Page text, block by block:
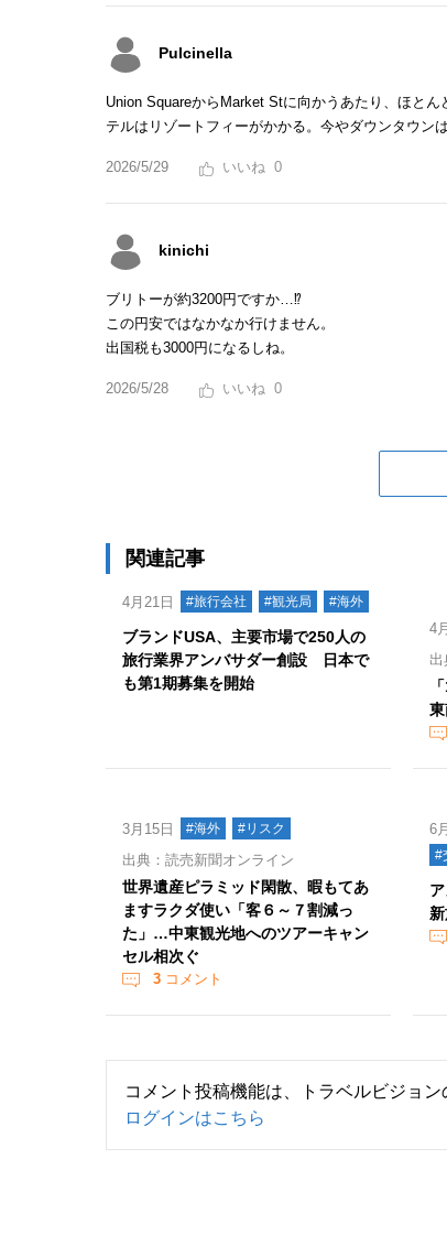
Pulcinella
Union SquareからMarket Stに向かうあたり、ほと
テルはリゾートフィーがかかる。今やダウンタウン
2026/5/29 0
kinichi
ブリトーが約3200円ですか…⁉︎
この円安ではなかなか行けません。
出国税も3000円になるしね。
2026/5/28 0
関連記事
4月21日 #旅行会社 #観光局 #海外
ブランドUSA、主要市場で250人の
旅行業界アンバサダー創設 日本で
も第1期募集を開始
4
3月15日 #海外 #リスク
出典：読売新聞オンライン
世界遺産ピラミッド閑散、暇もてあ
ますラクダ使い「客６～７割減っ
た」…中東観光地へのツアーキャン
セル相次ぐ
3 コメント
6
#
コメント投稿機能は、トラベルビジョ
ログインはこちら